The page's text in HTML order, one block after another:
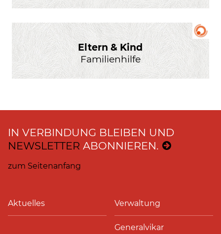
Eltern & Kind
Familienhilfe
IN VERBINDUNG BLEIBEN UND
NEWSLETTER ABONNIEREN.
zum Seitenanfang
Aktuelles Verwaltung
Generalvikar